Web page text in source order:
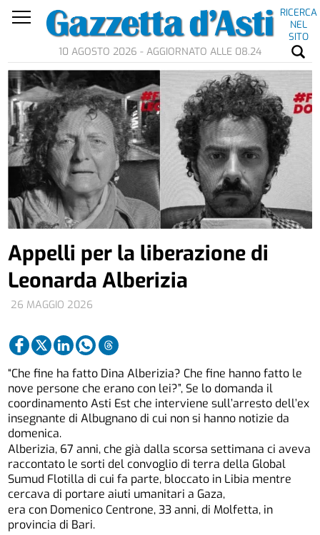
RICERCA
NEL
SITO
10 AGOSTO 2026 - AGGIORNATO ALLE 08.24
26 MAGGIO 2026
Appelli per la liberazione di
Leonarda Alberizia
“Che fine ha fatto Dina Alberizia? Che fine hanno fatto le
nove persone che erano con lei?”, Se lo domanda il
coordinamento Asti Est che interviene sull’arresto dell’ex
insegnante di Albugnano di cui non si hanno notizie da
domenica.
Alberizia, 67 anni, che già dalla scorsa settimana ci aveva
raccontato le sorti del convoglio di terra della Global
Sumud Flotilla di cui fa parte, bloccato in Libia mentre
cercava di portare aiuti umanitari a Gaza,
era con Domenico Centrone, 33 anni, di Molfetta, in
provincia di Bari.